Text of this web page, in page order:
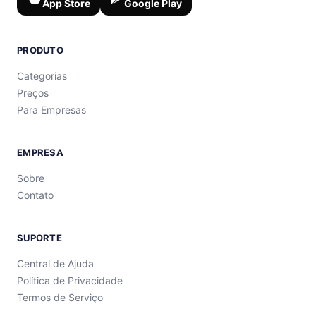
App Store Google Play
PRODUTO
Categorias
Preços
Para Empresas
EMPRESA
Sobre
Contato
SUPORTE
Central de Ajuda
Política de Privacidade
Termos de Serviço